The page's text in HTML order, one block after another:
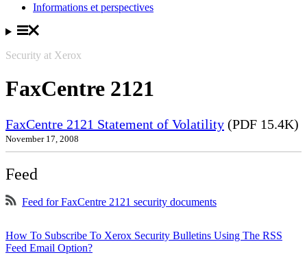
Informations et perspectives
Security at Xerox
FaxCentre 2121
FaxCentre 2121 Statement of Volatility (PDF 15.4K)
November 17, 2008
Feed
Feed for FaxCentre 2121 security documents
How To Subscribe To Xerox Security Bulletins Using The RSS
Feed Email Option?